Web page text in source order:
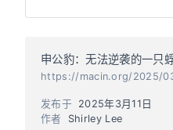
申公豹：无法逆袭的一只
https://macin.org/2025/
作者 Shirley Lee
发布于 2025年3月11日